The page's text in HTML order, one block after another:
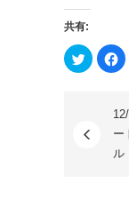
共有:
ク
リ
Twitter
で
共
で
る
に
は
ク
リ
ッ
ー
ル